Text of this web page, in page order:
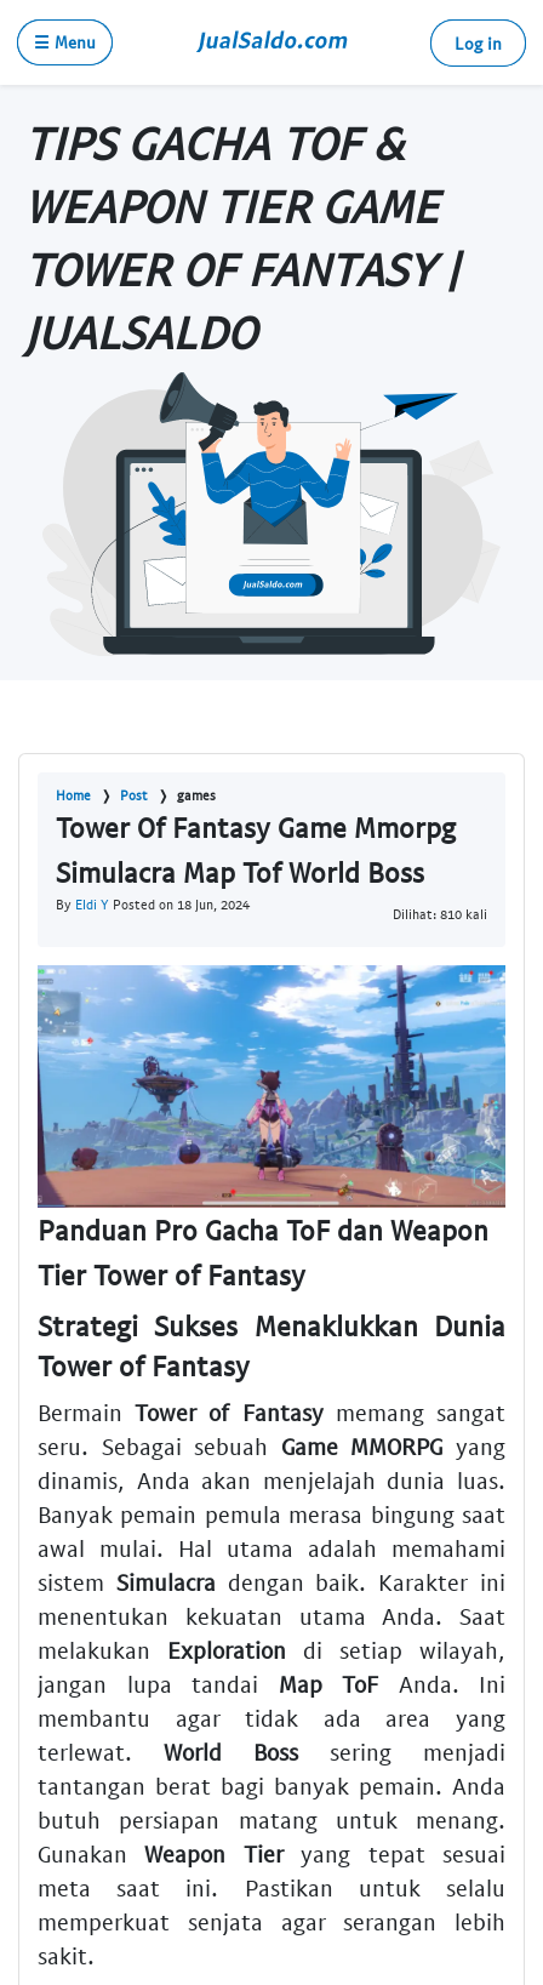
☰ Menu Log in
TIPS GACHA TOF &
WEAPON TIER GAME
TOWER OF FANTASY |
JUALSALDO
Home Post games
Tower Of Fantasy Game Mmorpg
Simulacra Map Tof World Boss
By Eldi Y Posted on 18 Jun, 2024
Dilihat: 810 kali
Panduan Pro Gacha ToF dan Weapon
Tier Tower of Fantasy
Strategi Sukses Menaklukkan Dunia
Tower of Fantasy
BermainTower of Fantasymemang sangat
seru. Sebagai sebuah Game MMORPG yang
dinamis, Anda akan menjelajah dunia luas.
Banyak pemain pemula merasa bingung saat
awal mulai. Hal utama adalah memahami
sistem Simulacra dengan baik. Karakter ini
menentukan kekuatan utama Anda. Saat
melakukan Exploration di setiap wilayah,
jangan lupa tandai Map ToFAnda. Ini
membantu agar tidak ada area yang
terlewat. World Bosssering menjadi
tantangan berat bagi banyak pemain. Anda
butuh persiapan matang untuk menang.
GunakanWeapon Tieryang tepat sesuai
meta saat ini. Pastikan untuk selalu
memperkuat senjata agar serangan lebih
sakit.